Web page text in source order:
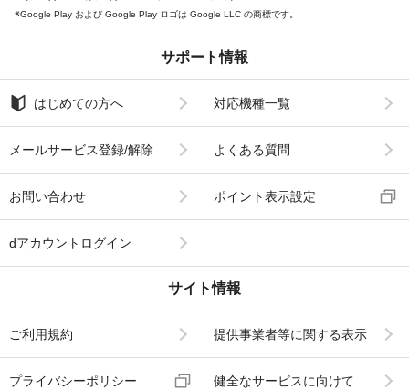
Google Play および Google Play ロゴは Google LLC の商標です。
サポート情報
はじめての方へ 対応機種一覧
メールサービス登録/解除 よくある質問
お問い合わせ ポイント表示設定
dアカウントログイン
サイト情報
ご利用規約 提供事業者等に関する表示
プライバシーポリシー 健全なサービスに向けて